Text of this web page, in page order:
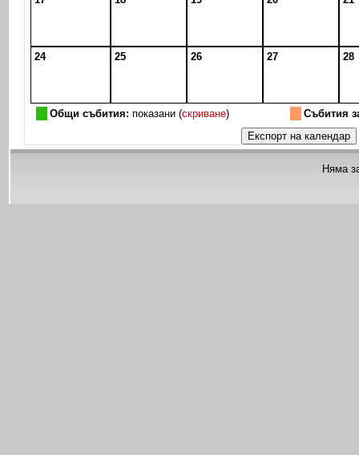
24 25 26 27 28
Общи събития: показани (скриване) Събития
Няма